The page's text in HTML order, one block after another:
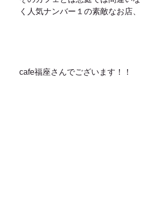
く人気ナンバー１の素敵なお店、
cafe福座さんでございます！！